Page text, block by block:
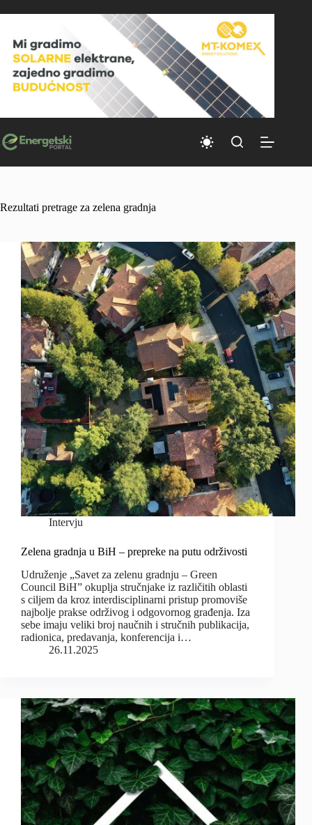
to
Rezultati pretrage za zelena gradnja
Intervju
Zelena gradnja u BiH – prepreke na putu održivosti
Udruženje „Savet za zelenu gradnju – Green
Council BiH” okuplja stručnjake iz različitih oblasti
s ciljem da kroz interdisciplinarni pristup promoviše
najbolje prakse održivog i odgovornog građenja. Iza
sebe imaju veliki broj naučnih i stručnih publikacija,
radionica, predavanja, konferencija i…
26.11.2025